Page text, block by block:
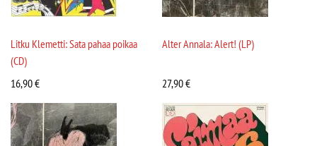
Litku Klemetti: Sata pahaa poikaa
(CD)
16,90€
Alter Annala: Alert! (LP)
27,90€